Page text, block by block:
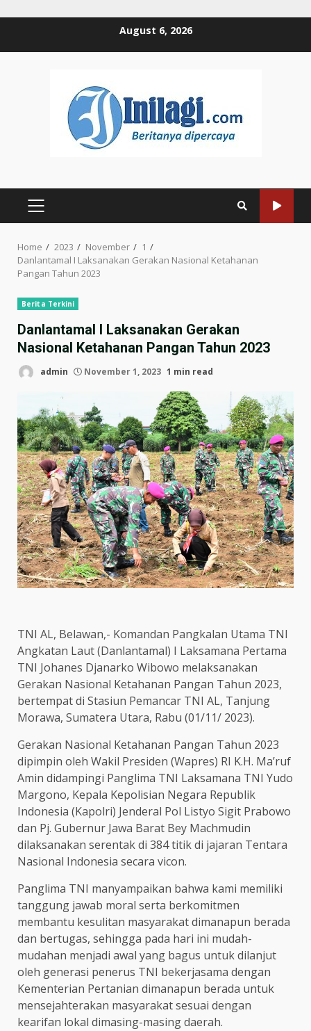
August 6, 2026
PRIMARY
Home 2023 November
1
Danlantamal I Laksanakan Gerakan Nasional Ketahanan
Pangan Tahun 2023
Berita Terkini
Danlantamal I Laksanakan Gerakan
Nasional Ketahanan Pangan Tahun 2023
admin November 1, 2023 1 min read
TNI AL, Belawan,- Komandan Pangkalan Utama TNI
Angkatan Laut (Danlantamal) I Laksamana Pertama
TNI Johanes Djanarko Wibowo melaksanakan
Gerakan Nasional Ketahanan Pangan Tahun 2023,
bertempat di Stasiun Pemancar TNI AL, Tanjung
Morawa, Sumatera Utara, Rabu (01/11/ 2023).
Gerakan Nasional Ketahanan Pangan Tahun 2023
dipimpin oleh Wakil Presiden (Wapres) RI K.H. Ma’ruf
Amin didampingi Panglima TNI Laksamana TNI Yudo
Margono, Kepala Kepolisian Negara Republik
Indonesia (Kapolri) Jenderal Pol Listyo Sigit Prabowo
dan Pj. Gubernur Jawa Barat Bey Machmudin
dilaksanakan serentak di 384 titik di jajaran Tentara
Nasional Indonesia secara vicon.
Panglima TNI manyampaikan bahwa kami memiliki
tanggung jawab moral serta berkomitmen
membantu kesulitan masyarakat dimanapun berada
dan bertugas, sehingga pada hari ini mudah-
mudahan menjadi awal yang bagus untuk dilanjut
oleh generasi penerus TNI bekerjasama dengan
Kementerian Pertanian dimanapun berada untuk
mensejahterakan masyarakat sesuai dengan
kearifan lokal dimasing-masing daerah.